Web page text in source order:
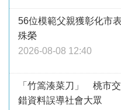
56位模範父親獲彰化市
殊榮
2026-08-08 12:40
「竹篙湊菜刀」 桃市
錯資料誤導社會大眾